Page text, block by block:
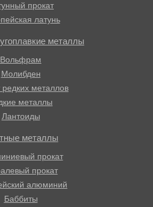
прокат
латунь
металлы
Вольфрам
Молибден
редких металлов
металлы
Лантоиды
металлы
прокат
прокат
алюминий
Баббиты